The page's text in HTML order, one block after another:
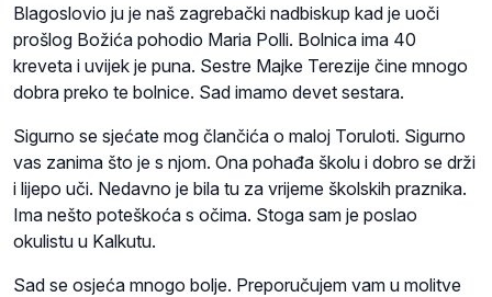
Blagoslovio ju je naš zagrebački nadbiskup kad je uoči
prošlog Božića pohodio Maria Polli. Bolnica ima 40
kreveta i uvijek je puna. Sestre Majke Terezije čine mnogo
dobra preko te bolnice. Sad imamo devet sestara.
Sigurno se sjećate mog člančića o maloj Toruloti. Sigurno
vas zanima što je s njom. Ona pohađa školu i dobro se drži
i lijepo uči. Nedavno je bila tu za vrijeme školskih praznika.
Ima nešto poteškoća s očima. Stoga sam je poslao
okulistu u Kalkutu.
Sad se osjeća mnogo bolje. Preporučujem vam u molitve